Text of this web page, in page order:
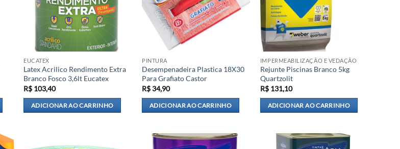
EUCATEX
Latex Acrilico Rendimento Extra
Branco Fosco 3,6lt Eucatex
R$ 103,40
ADICIONAR AO CARRINHO
PINTURA
Desempenadeira Plastica 18X30
Para Grafiato Castor
R$34,90
ADICIONAR AO CARRINHO
IMPERMEABILIZAÇÃO E VEDAÇÃO
Rejunte Piscinas Branco 5kg
Quartzolit
R$131,10
ADICIONAR AO CARRINHO